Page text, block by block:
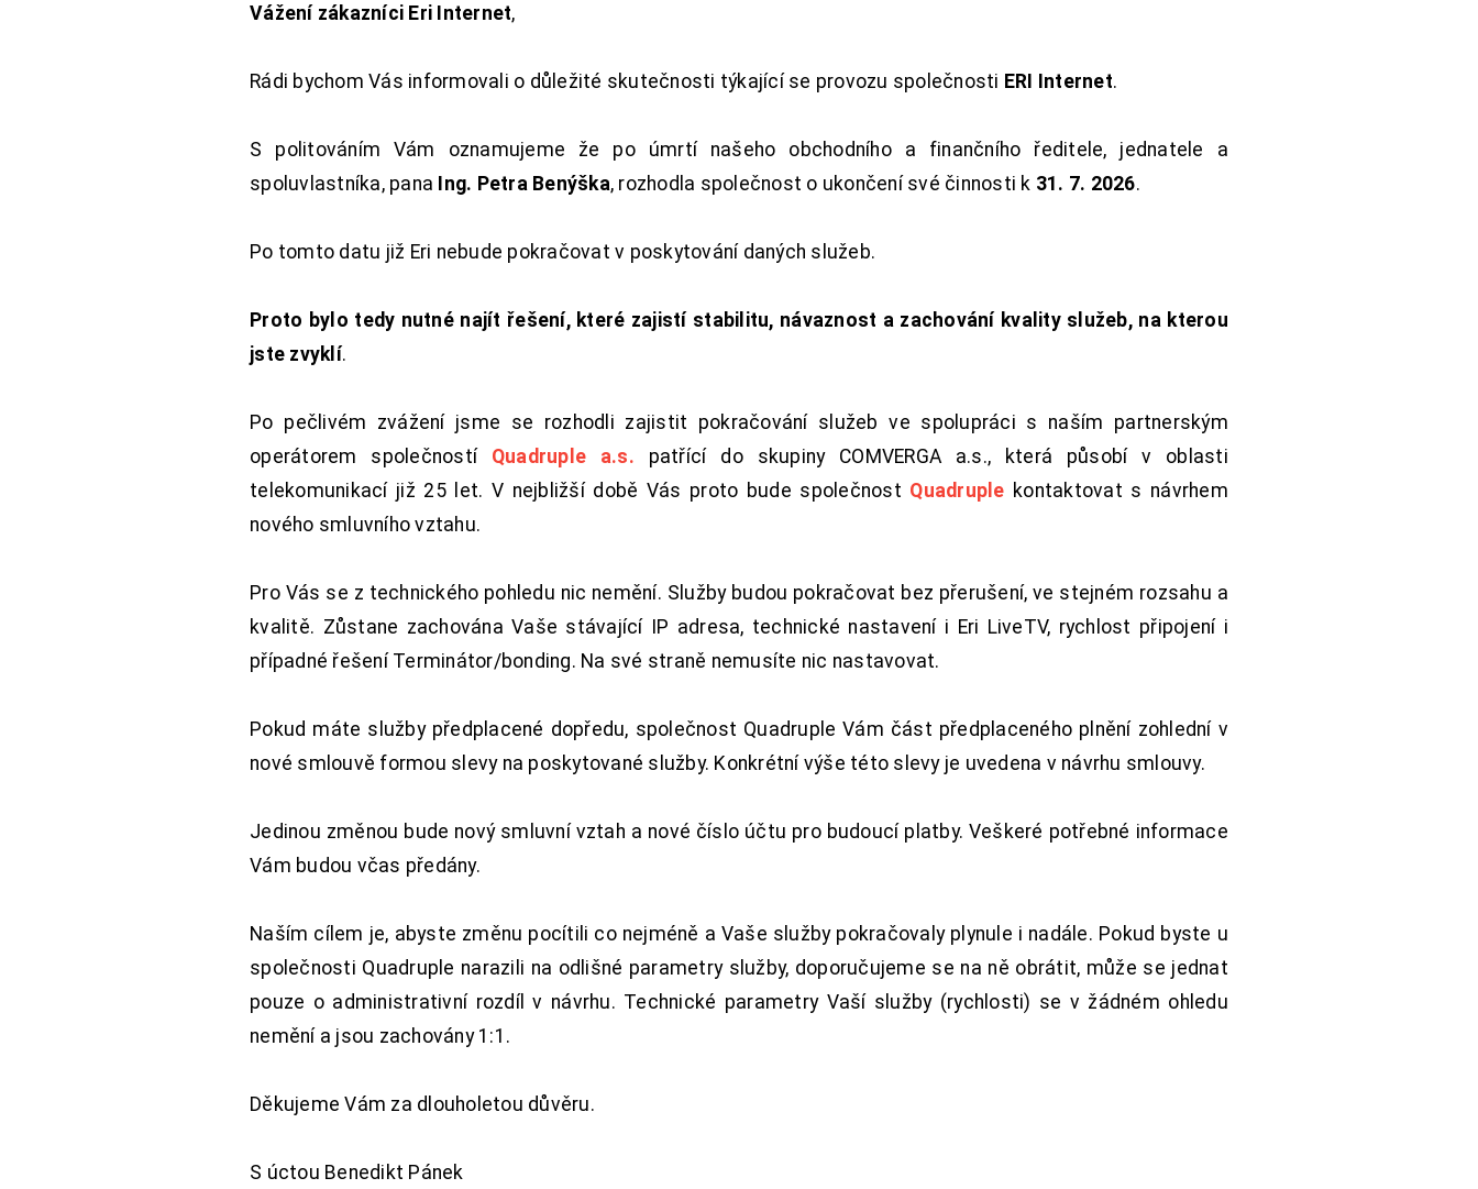
Vážení zákazníci Eri Internet,
Rádi bychom Vás informovali o důležité skutečnosti týkající se provozu společnosti ERI Internet.
S politováním Vám oznamujeme že po úmrtí našeho obchodního a finančního ředitele, jednatele a
spoluvlastníka, pana Ing. Petra Benýška, rozhodla společnost o ukončení své činnosti k 31. 7. 2026.
Po tomto datu již Eri nebude pokračovat v poskytování daných služeb.
Proto bylo tedy nutné najít řešení, které zajistí stabilitu, návaznost a zachování kvality služeb, na kterou
jste zvyklí.
Po pečlivém zvážení jsme se rozhodli zajistit pokračování služeb ve spolupráci s naším partnerským
operátorem společností Quadruple a.s. patřící do skupiny COMVERGA a.s., která působí v oblasti
telekomunikací již 25 let. V nejbližší době Vás proto bude společnost Quadruple kontaktovat s návrhem
nového smluvního vztahu.
Pro Vás se z technického pohledu nic nemění. Služby budou pokračovat bez přerušení, ve stejném rozsahu a
kvalitě. Zůstane zachována Vaše stávající IP adresa, technické nastavení i Eri LiveTV, rychlost připojení i
případné řešení Terminátor/bonding. Na své straně nemusíte nic nastavovat.
Pokud máte služby předplacené dopředu, společnost Quadruple Vám část předplaceného plnění zohlední v
nové smlouvě formou slevy na poskytované služby. Konkrétní výše této slevy je uvedena v návrhu smlouvy.
Jedinou změnou bude nový smluvní vztah a nové číslo účtu pro budoucí platby. Veškeré potřebné informace
Vám budou včas předány.
Naším cílem je, abyste změnu pocítili co nejméně a Vaše služby pokračovaly plynule i nadále. Pokud byste u
společnosti Quadruple narazili na odlišné parametry služby, doporučujeme se na ně obrátit, může se jednat
pouze o administrativní rozdíl v návrhu. Technické parametry Vaší služby (rychlosti) se v žádném ohledu
nemění a jsou zachovány 1:1.
Děkujeme Vám za dlouholetou důvěru.
S úctou Benedikt Pánek